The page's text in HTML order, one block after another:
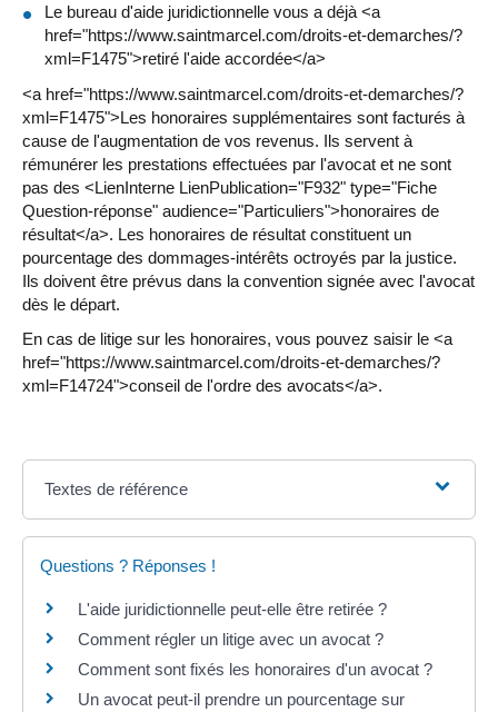
Le bureau d'aide juridictionnelle vous a déjà <a
href="https://www.saintmarcel.com/droits-et-demarches/?
xml=F1475">retiré l'aide accordée</a>
<a href="https://www.saintmarcel.com/droits-et-demarches/?
xml=F1475">Les honoraires supplémentaires sont facturés à
cause de l'augmentation de vos revenus. Ils servent à
rémunérer les prestations effectuées par l'avocat et ne sont
pas des <LienInterne LienPublication="F932" type="Fiche
Question-réponse" audience="Particuliers">honoraires de
résultat</a>. Les honoraires de résultat constituent un
pourcentage des dommages-intérêts octroyés par la justice.
Ils doivent être prévus dans la convention signée avec l'avocat
dès le départ.
En cas de litige sur les honoraires, vous pouvez saisir le <a
href="https://www.saintmarcel.com/droits-et-demarches/?
xml=F14724">conseil de l'ordre des avocats</a>.
Textes de référence
Questions ? Réponses !
L'aide juridictionnelle peut-elle être retirée ?
Comment régler un litige avec un avocat ?
Comment sont fixés les honoraires d'un avocat ?
Un avocat peut-il prendre un pourcentage sur